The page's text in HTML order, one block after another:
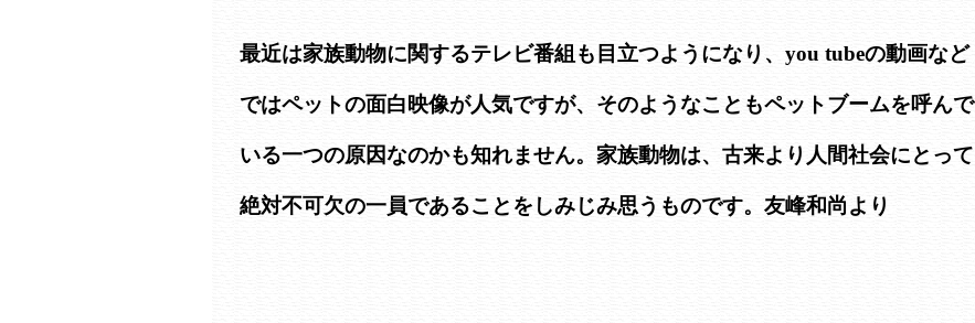
最近は家族動物に関するテレビ番組も目立つようになり、you tubeの動画など
ではペットの面白映像が人気ですが、そのようなこともペットブームを呼んで
いる一つの原因なのかも知れません。家族動物は、古来より人間社会にとって
絶対不可欠の一員であることをしみじみ思うものです。友峰和尚より